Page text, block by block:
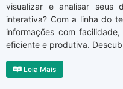
visualizar e analisar seus
interativa? Com a linha do
informações com
eficiente e produtiva.
Leia Mais